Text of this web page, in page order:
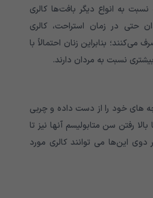
نسبت به انواع دیگر بافت‌ها کالری
حتی در زمان استراحت، کالری
بنابراین زنان احتمالاً با
نسبت به مردان دارند.
های خود را از دست داده و چربی
رفتن سن متابولیسم آنها نیز تا
این‌ها می توانند کالری مورد